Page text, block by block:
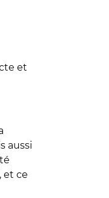
et
aussi
et ce